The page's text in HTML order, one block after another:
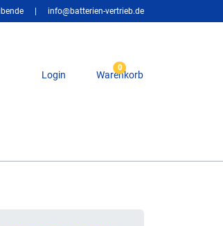
info@batterien-vertrieb.de
Login
0
Warenkorb